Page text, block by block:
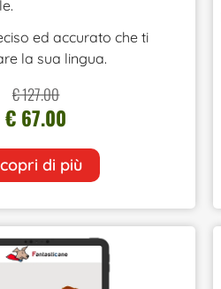
ed accurato che ti
la sua lingua.
€ 127.00
€ 67.00
di più